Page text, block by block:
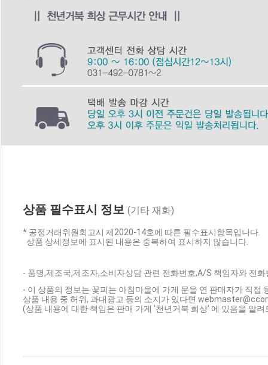
상품 필수표시 정보 (기타 재화)
* 공정거래위원회고시 제2020-14호에 따른 필수표시항목입니다.
상품 상세정보에 표시된 내용은 중복하여 표시하지 않습니다.
- 품명,제조국,제조자,소비자상담 관련 전화번호,A/S 책임자와 전
- 이 상품의 정보는 꽃피는 아침마을에 가게 문을 연 판매자가 직접
상품 내용 중 허위, 과대광고 등의 소지가 있다면
(상품 내용에 대한 책임은 판매 가게 '천년거북 희상' 에 있음을 알려